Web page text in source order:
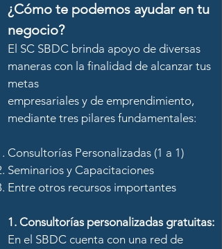
¿Cómo te podemos ayudar en tu
negocio?
El SC SBDC brinda apoyo de diversas
maneras con la finalidad de alcanzar tus
metas
empresariales y de emprendimiento,
mediante tres pilares fundamentales:
Consultorías Personalizadas (1 a 1)
Seminarios y Capacitaciones
Entre otros recursos importantes
1. Consultorías personalizadas gratuitas:
En el SBDC cuenta con una red de